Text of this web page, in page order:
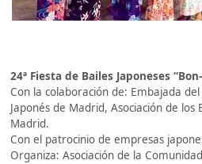
24ª Fiesta de Bailes Japoneses
Con la colaboración de: Embajada
Japonés de Madrid, Asociación de los
Madrid.
Con el patrocinio de empresas
Organiza: Asociación de la